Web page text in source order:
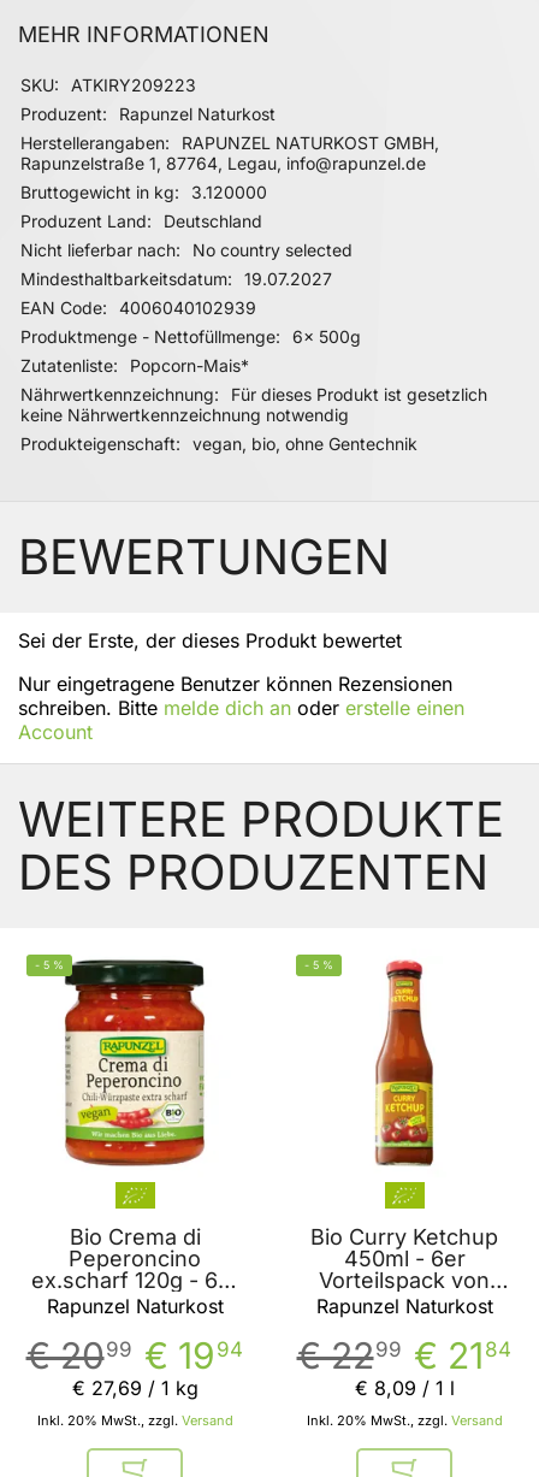
MEHR INFORMATIONEN
Mehr Informationen
SKU
ATKIRY209223
Produzent
Rapunzel Naturkost
Herstellerangaben
RAPUNZEL NATURKOST GMBH,
Rapunzelstraße 1, 87764, Legau, info@rapunzel.de
Bruttogewicht in kg
3.120000
Produzent Land
Deutschland
Nicht lieferbar nach
No country selected
Mindesthaltbarkeitsdatum
19.07.2027
EAN Code
4006040102939
Produktmenge - Nettofüllmenge
6x 500g
Zutatenliste
Popcorn-Mais*
Nährwertkennzeichnung
Für dieses Produkt ist gesetzlich
keine Nährwertkennzeichnung notwendig
Produkteigenschaft
vegan, bio, ohne Gentechnik
BEWERTUNGEN
Sei der Erste, der dieses Produkt bewertet
Nur eingetragene Benutzer können Rezensionen
schreiben. Bitte melde dich an oder erstelle einen
Account
WEITERE PRODUKTE
DES PRODUZENTEN
- 5 %
Bio Crema di
Peperoncino
ex.scharf 120g - 6er
Vorteilspack von
Rapunzel
Rapunzel Naturkost
€ 19 94
€ 2099
Inkl. 20% MwSt., zzgl. Versand
€ 27,69 / 1 kg
- 5 %
Bio Curry Ketchup
450ml - 6er
Vorteilspack von
Rapunzel
Rapunzel Naturkost
€ 21 84
€ 2299
Inkl. 20% MwSt., zzgl. Versand
€ 8,09 / 1 l